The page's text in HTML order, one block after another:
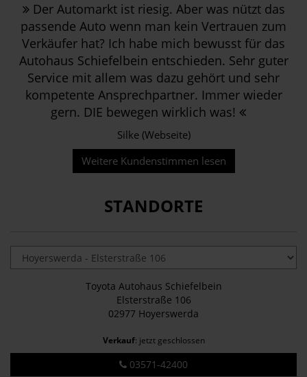
Der Automarkt ist riesig. Aber was nützt das
passende Auto wenn man kein Vertrauen zum
Verkäufer hat? Ich habe mich bewusst für das
Autohaus Schiefelbein entschieden. Sehr guter
Service mit allem was dazu gehört und sehr
kompetente Ansprechpartner. Immer wieder
gern. DIE bewegen wirklich was!
Silke (Webseite)
Weitere Kundenstimmen lesen
STANDORTE
Toyota Autohaus Schiefelbein
Elsterstraße 106
02977 Hoyerswerda
Verkauf: jetzt geschlossen
03571-42400